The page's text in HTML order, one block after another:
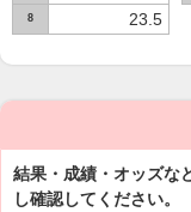
8 23.5
結果・成績・オッズな
し確認してください。